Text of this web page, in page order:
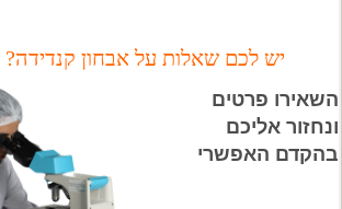
יש לכם שאלות על אבחון קנדידה?
השאירו פרטים
ונחזור אליכם
בהקדם האפשרי